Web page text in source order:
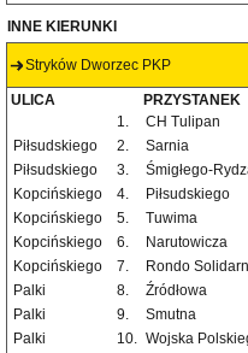
INNE KIERUNKI
Stryków Dworzec PKP
ULICA PRZYSTANEK
1.
CH Tulipan
Piłsudskiego
2.
Sarnia
Piłsudskiego
3.
Śmigłego-
Kopcińskiego
4.
Piłsudskiego
Kopcińskiego
5.
Tuwima
Kopcińskiego
6.
Narutowicza
Kopcińskiego
7.
Rondo
Palki
8.
Źródłowa
Palki
9.
Smutna
Palki
10. Wojska